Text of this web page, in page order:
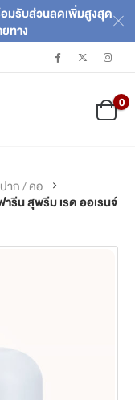
มรับส่วนลดเพิ่มสูงสุด
ทาง
0
าก / คอ
รีน สุพรีม เรด ออเรนจ์